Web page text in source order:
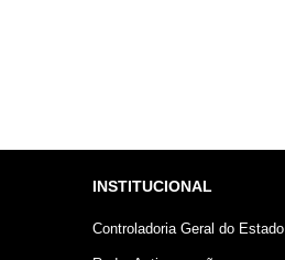
INSTITUCIONAL
Controladoria Geral do Estado